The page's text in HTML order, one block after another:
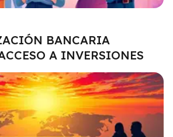
BANCARIA
A INVERSIONES